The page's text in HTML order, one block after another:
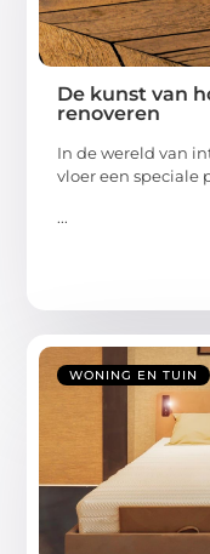
De kunst van
renoveren
In de wereld van
vloer een speciale
...
WONING EN TUIN